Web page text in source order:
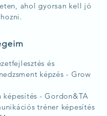
ahol gyorsan kell jó
és
képzés - Grow
képesítés - Gordon&TA
tréner képesítés